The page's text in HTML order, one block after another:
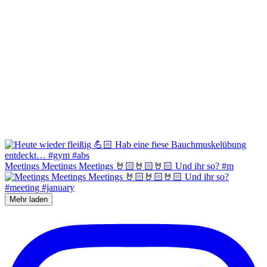
Meetings Meetings Meetings 🤘🏻🤘🏻🤘🏻 Und ihr so? #m
Mehr laden